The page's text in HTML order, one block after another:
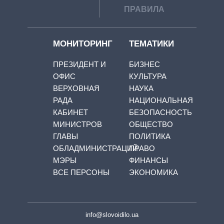
ПРАВИЛА
МОНИТОРИНГ
ПРЕЗИДЕНТ И
ОФИС
ВЕРХОВНАЯ
РАДА
КАБИНЕТ
МИНИСТРОВ
ГЛАВЫ
ОБЛАДМИНИСТРАЦИЙ
МЭРЫ
ВСЕ ПЕРСОНЫ
ТЕМАТИКИ
БИЗНЕС
КУЛЬТУРА
НАУКА
НАЦИОНАЛЬНАЯ
БЕЗОПАСНОСТЬ
ОБЩЕСТВО
ПОЛИТИКА
ПРАВО
ФИНАНСЫ
ЭКОНОМИКА
info@slovoidilo.ua